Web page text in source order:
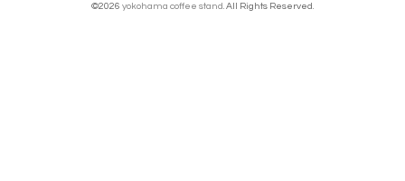
©2026 yokohama coffee stand. All Rights Reserved.